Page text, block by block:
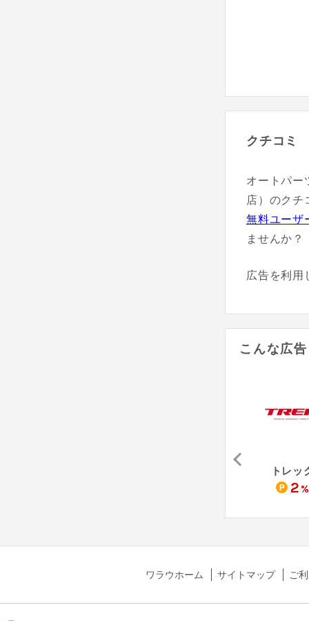
クチコミ
オートパー
店）のクチ
無料ユーザ
ませんか？
広告を利用
こんな広
トレッ
2 %
ワラウホーム サイトマップ ご